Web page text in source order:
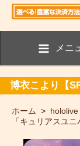
メニ
博衣こより【SR
ホーム >
「キュリアスユニ